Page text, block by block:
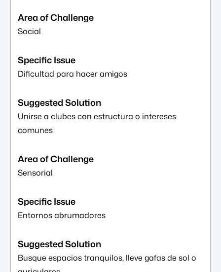
Social
Dificultad para hacer amigos
Unirse a clubes con estructura o intereses
comunes
Sensorial
Entornos abrumadores
Busque espacios tranquilos, lleve gafas de sol o